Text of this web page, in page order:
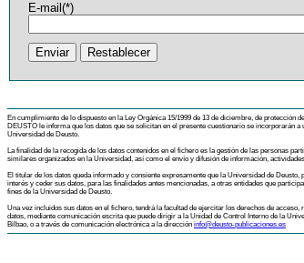
E-mail(*)
En cumplimiento de lo dispuesto en la Ley Orgánica 15/1999 de 13 de diciembre, de protección
DEUSTO le informa que los datos que se solicitan en el presente cuestionario se incorporarán
Universidad de Deusto.
La finalidad de la recogida de los datos contenidos en el fichero es la gestión de las personas
similares organizados en la Universidad, así como el envío y difusión de información,
El titular de los datos queda informado y consiente expresamente que la Universidad de
interés y ceder sus datos, para las finalidades antes mencionadas, a otras entidades que
fines de la Universidad de Deusto.
Una vez incluidos sus datos en el fichero, tendrá la facultad de ejercitar los derechos de
datos, mediante comunicación escrita que puede dirigir a la Unidad de Control Interno de la
Bilbao, o a través de comunicación electrónica a la dirección info@deusto-publicaciones.es